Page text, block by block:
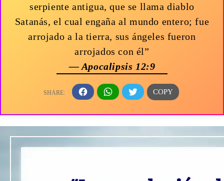
serpiente antigua, que se llama diablo
Satanás, el cual engaña al mundo entero; fue
arrojado a la tierra, sus ángeles fueron
arrojados con él”
— Apocalipsis 12:9